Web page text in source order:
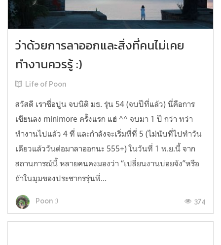
ว่าด้วยการลาออกและสิ่งที่คนไม่เคย
ทำงานควรรู้ :)
Life of Poon
สวัสดี เราชื่อปูน จบนิติ มธ. รุ่น 54 (จบปีที่แล้ว) นี่คือการ
เขียนลง minimore ครั้งแรก แฮ่ ^^ จบมา 1 ปี กว่า ทว่า
ทำงานไปแล้ว 4 ที่ และกำลังจะเริ่มที่ที่ 5 (ไม่นับที่ไปทำวัน
เดียวแล้ววันต่อมาลาออกนะ 555+) ในวันที่ 1 พ.ย.นี้ จาก
สถานการณ์นี้ หลายคนคงมองว่า “เปลี่ยนงานบ่อยจัง”หรือ
ถ้าในมุมของประชากรรุ่นพี่...
Poon :) 374